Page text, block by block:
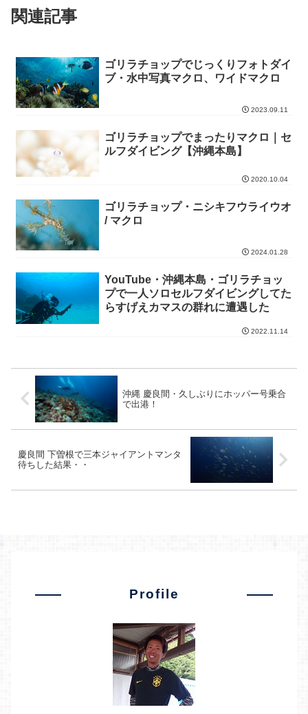
関連記事
ゴリラチョップでじっくりフォトダイ
ブ・水中写真マクロ、ワイドマクロ
2023.09.11
ゴリラチョップでまったりマクロ｜セ
ルフダイビング【沖縄本島】
2020.10.04
ゴリラチョップ・ニシキフウライウオ
/ マクロ
2024.01.28
YouTube・沖縄本島・ゴリラチョッ
プで一人ソロセルフダイビングしてた
らすげえカマスの群れに遭遇した
2022.11.14
沖縄 慶良間・久しぶりにホッパー号乗合
で出港！
慶良間 下曽根で三本ジャイアントマンタ
待ちした結果・・
Profile